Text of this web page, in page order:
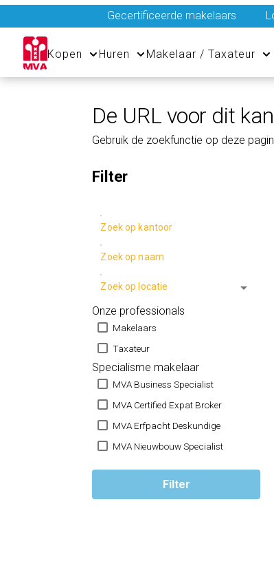
Gecertificeerde makelaars
Kopen Huren Makelaar / Taxateur
De URL voor dit
Gebruik de zoekfunctie op deze
Filter
Zoek op kantoor
Zoek op naam
Zoek op locatie arrow_drop_down
Onze professionals
Makelaars
Taxateur
Specialisme makelaar
MVA Business Specialist
MVA Certified Expat Broker
MVA Erfpacht Deskundige
MVA Nieuwbouw Specialist
Filter